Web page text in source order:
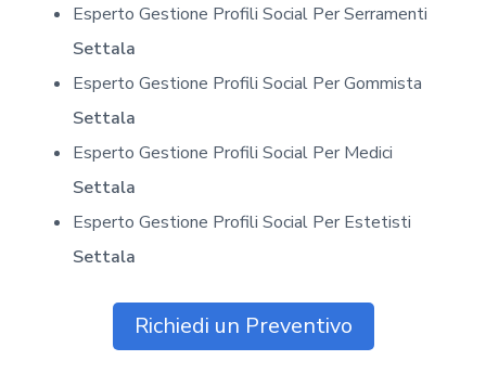
Esperto Gestione Profili Social Per Serramenti
Settala
Esperto Gestione Profili Social Per Gommista
Settala
Esperto Gestione Profili Social Per Medici
Settala
Esperto Gestione Profili Social Per Estetisti
Settala
Richiedi un Preventivo